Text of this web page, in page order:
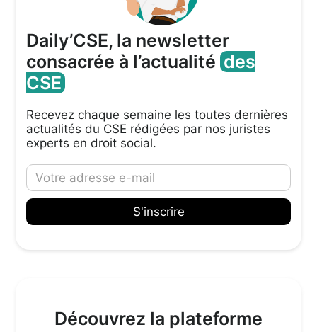
Daily’CSE, la newsletter
consacrée à l’actualitédes
CSE
Recevez chaque semaine les toutes dernières
actualités du CSE rédigées par nos juristes
experts en droit social.
Découvrez la plateforme